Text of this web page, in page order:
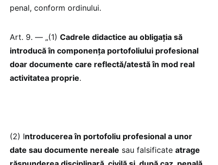
penal, conform ordinului.
Art. 9. — „(1) Cadrele didactice au obligația să
introducă în componența portofoliului profesional
doar documente care reflectă/atestă în mod real
activitatea proprie.
(2) Introducerea în portofoliu profesional a unor
date sau documente nereale sau falsificate atrage